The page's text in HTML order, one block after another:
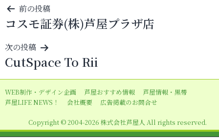
投
稿
ナ
ビ
ゲ
ー
シ
ン
前の投稿
コスモ証券(株)芦屋プラザ店
次の投稿
CutSpace To Rii
WEB制作・デザイン企画 芦屋おすすめ情報
芦屋情報・黒帯
芦屋LIFE NEWS！
会社概要 広告掲載のお問合せ
Copyright © 2004-2026 株式会社芦屋人 All rights reserved.